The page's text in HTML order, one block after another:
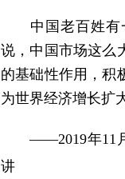
中国老百姓有
说，中国市场这么
的基础性作用，积
为世界经济增长扩
——2019年11
讲